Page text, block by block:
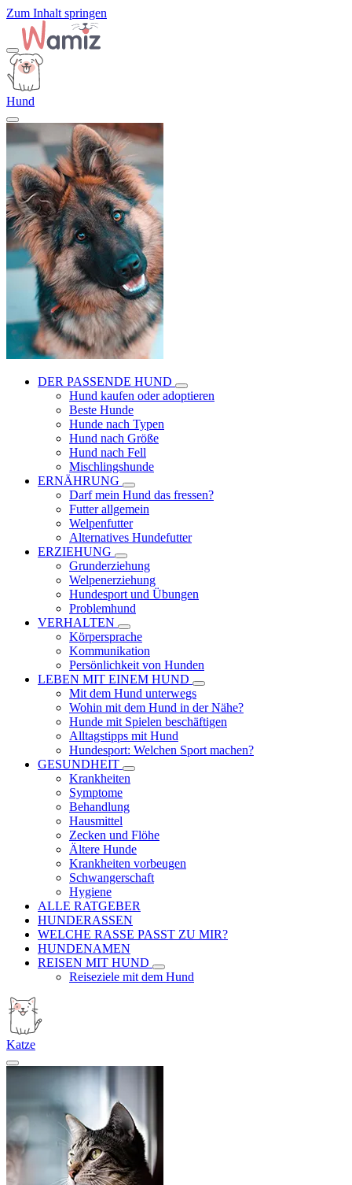
Zum Inhalt springen
Hund
DER PASSENDE HUND
Hund kaufen oder adoptieren
Beste Hunde
Hunde nach Typen
Hund nach Größe
Hund nach Fell
Mischlingshunde
ERNÄHRUNG
Darf mein Hund das fressen?
Futter allgemein
Welpenfutter
Alternatives Hundefutter
ERZIEHUNG
Grunderziehung
Welpenerziehung
Hundesport und Übungen
Problemhund
VERHALTEN
Körpersprache
Kommunikation
Persönlichkeit von Hunden
LEBEN MIT EINEM HUND
Mit dem Hund unterwegs
Wohin mit dem Hund in der Nähe?
Hunde mit Spielen beschäftigen
Alltagstipps mit Hund
Hundesport: Welchen Sport machen?
GESUNDHEIT
Krankheiten
Symptome
Behandlung
Hausmittel
Zecken und Flöhe
Ältere Hunde
Krankheiten vorbeugen
Schwangerschaft
Hygiene
ALLE RATGEBER
HUNDERASSEN
WELCHE RASSE PASST ZU MIR?
HUNDENAMEN
REISEN MIT HUND
Reiseziele mit dem Hund
Katze